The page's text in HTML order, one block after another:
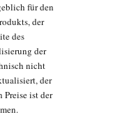
für den
der
des
der
nicht
der
Preise ist der